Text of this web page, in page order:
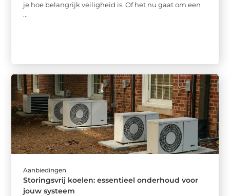
je hoe belangrijk veiligheid is. Of het nu gaat om een
...
Aanbiedingen
Storingsvrij koelen: essentieel onderhoud voor
jouw systeem